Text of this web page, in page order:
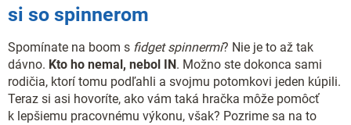
si so spinnerom
Spomínate na boom s fidget spinnermi? Nie je to až tak
dávno. Kto ho nemal, nebol IN. Možno ste dokonca sami
rodičia, ktorí tomu podľahli a svojmu potomkovi jeden kúpili.
Teraz si asi hovoríte, ako vám taká hračka môže pomôcť
k lepšiemu pracovnému výkonu, však? Pozrime sa na to